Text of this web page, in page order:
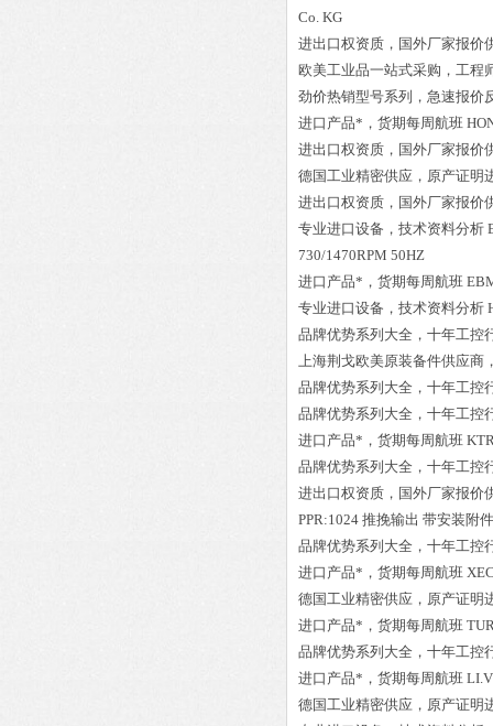
Co. KG
进出口权资质，国外厂家报价
欧美工业品一站式采购，工程
劲价热销型号系列，急速报价
进口产品*，货期每周航班
进出口权资质，国外厂家报价
德国工业精密供应，原产证明
进出口权资质，国外厂家报价
专业进口设备，技术资料分析
730/1470RPM 50HZ
进口产品*，货期每周航班
专业进口设备，技术资料分析
品牌优势系列大全，十年工控
上海荆戈欧美原装备件供应商
品牌优势系列大全，十年工控
品牌优势系列大全，十年工控
进口产品*，货期每周航班
品牌优势系列大全，十年工控
进出口权资质，国外厂家报价
PPR:1024 推挽输出 带安装附
品牌优势系列大全，十年工控
进口产品*，货期每周航班
德国工业精密供应，原产证明
进口产品*，货期每周航班
品牌优势系列大全，十年工控
进口产品*，货期每周航班
德国工业精密供应，原产证明